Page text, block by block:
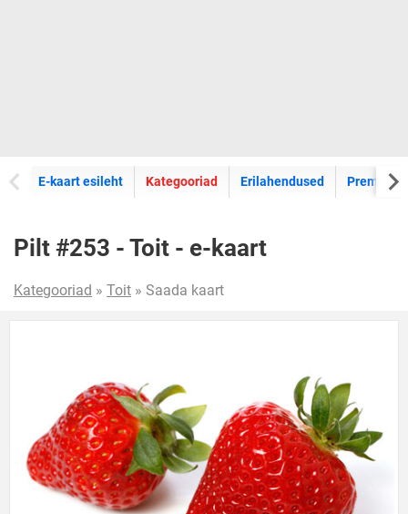
E-kaart esileht E-kaartide
Kategooriad Erilahendused Premium
Pilt #253 - Toit - e-kaart
Kategooriad » Toit » Saada kaart